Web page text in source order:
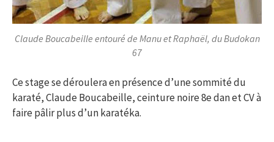
Claude Boucabeille entouré de Manu et Raphaël, du Budokan
67
Ce stage se déroulera en présence d’une sommité du
karaté, Claude Boucabeille, ceinture noire 8e dan et CV à
faire pâlir plus d’un karatéka.